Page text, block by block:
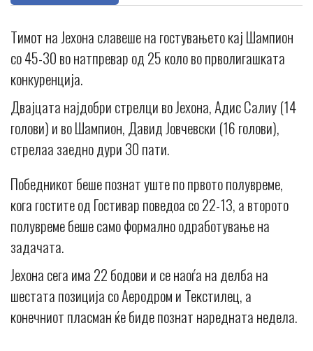
Тимот на Јехона славеше на гостувањето кај Шампион
со 45-30 во натпревар од 25 коло во прволигашката
конкуренција.
Двајцата најдобри стрелци во Јехона, Адис Салиу (14
голови) и во Шампион, Давид Јовчевски (16 голови),
стрелаа заедно дури 30 пати.
Победникот беше познат уште по првото полувреме,
кога гостите од Гостивар поведоа со 22-13, а второто
полувреме беше само формално одработување на
задачата.
Јехона сега има 22 бодови и се наоѓа на делба на
шестата позиција со Аеродром и Текстилец, а
конечниот пласман ќе биде познат наредната недела.